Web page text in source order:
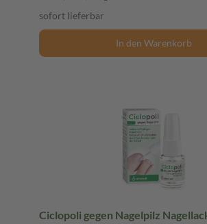
sofort lieferbar
In den Warenkorb
Ciclopoli gegen Nagelpilz